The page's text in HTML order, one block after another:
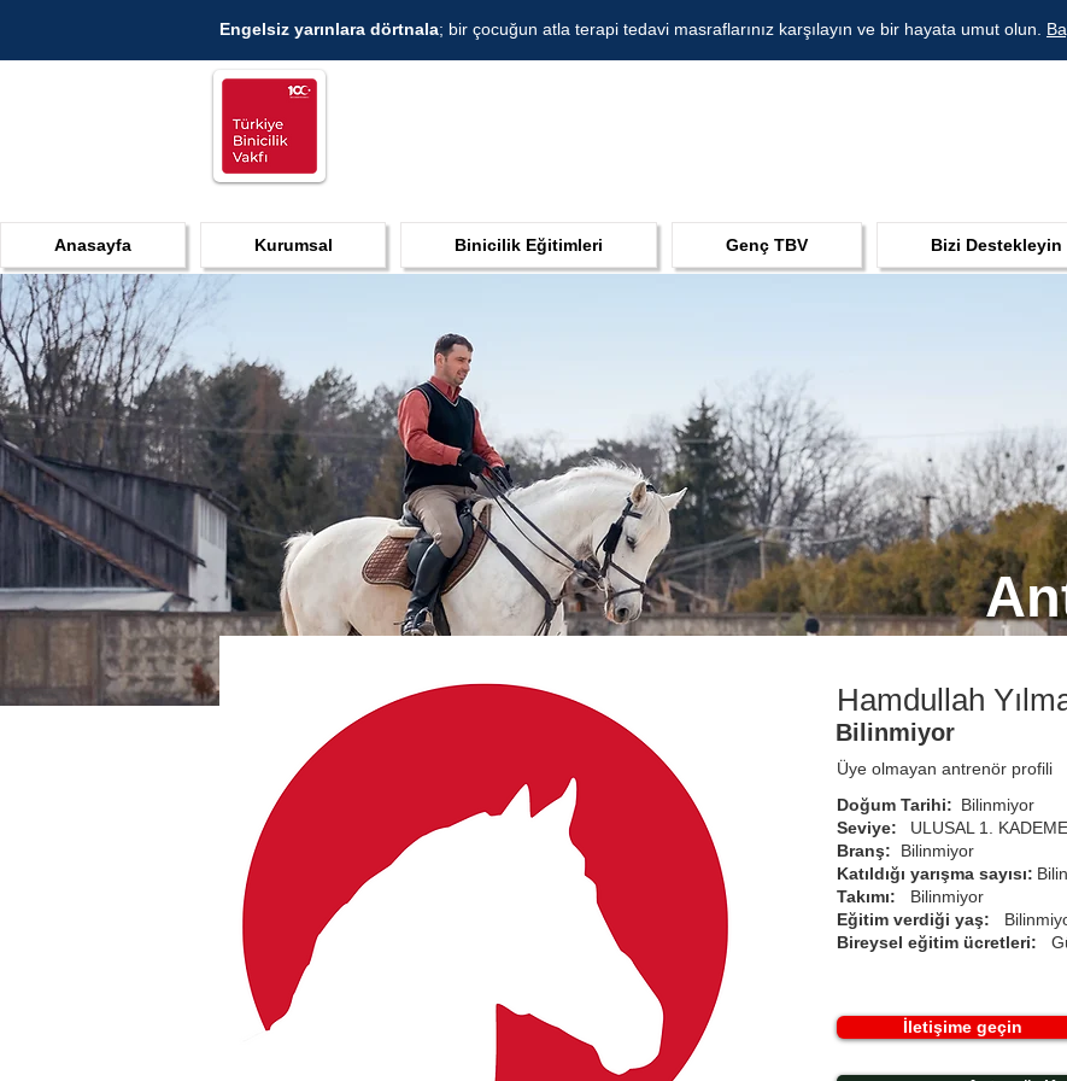
Engelsiz yarınlara dörtnala; bir çocuğun atla terapi tedavi masraflarınız karşılayın ve bir hayata umut olun.
Anasayfa Kurumsal Binicilik Eğitimleri Genç TBV Bizi Destekleyin
Hamdullah
Bilinmiyor
Üye olmayan antrenör profili
Doğum Tarihi: Bilinmiyor
Seviye:
ULUSAL 1.
Branş:
Bilinmiyor
Katıldığı yarışma sayısı:
Takımı:
Bilinmiyor
Eğitim verdiği yaş:
Bireysel eğitim ücretleri:
İletişime geçin